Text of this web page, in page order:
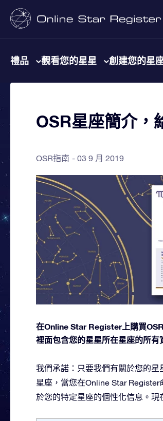
禮品 觀看您的星星 創建您的星
OSR星座簡介，
OSR指南 03 9 月 2019
在Online Star Register上購買
裡面包含您的星星所在星座的所有
我們承諾：只要我們有關於您的
星座，當您在Online Star
於您的特定星座的個性化信息。現